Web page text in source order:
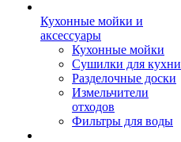
Кухонные мойки и
аксессуары
Кухонные мойки
Сушилки для кухни
Разделочные доски
Измельчители
отходов
Фильтры для воды